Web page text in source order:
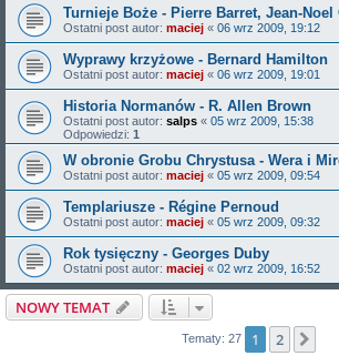
Turnieje Boże - Pierre Barret, Jean-Noel
Ostatni post autor: maciej « 06 wrz 2009, 19:12
Wyprawy krzyżowe - Bernard Hamilton
Ostatni post autor: maciej « 06 wrz 2009, 19:01
Historia Normanów - R. Allen Brown
Ostatni post autor: salps « 05 wrz 2009, 15:38
Odpowiedzi: 1
W obronie Grobu Chrystusa - Wera i
Ostatni post autor: maciej « 05 wrz 2009, 09:54
Templariusze - Régine Pernoud
Ostatni post autor: maciej « 05 wrz 2009, 09:32
Rok tysięczny - Georges Duby
Ostatni post autor: maciej « 02 wrz 2009, 16:52
NOWY TEMAT
Tematy: 27 1 2